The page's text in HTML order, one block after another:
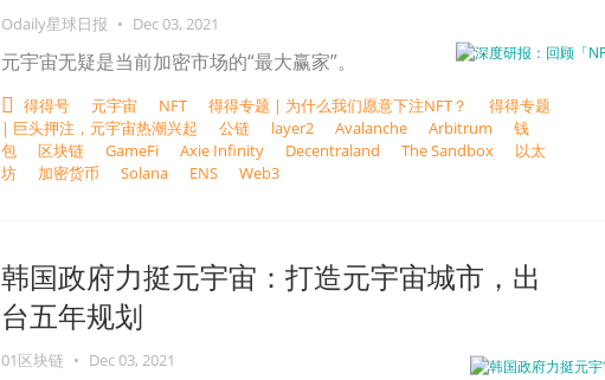
Odaily星球日报 • Dec 03, 2021
元宇宙无疑是当前加密市场的“最大赢家”。
得得号 元宇宙 NFT 得得专题 | 为什么我们愿意下注NFT？
得得专题
| 巨头押注，元宇宙热潮兴起
公链 layer2 Avalanche Arbitrum
钱
包
区块链 GameFi Axie Infinity Decentraland The Sandbox
以太
坊
加密货币 Solana ENS Web3
韩国政府力挺元宇宙：打造元宇宙城市，出
台五年规划
01区块链 • Dec 03, 2021